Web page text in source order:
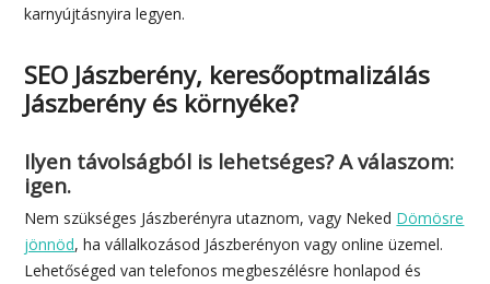
karnyújtásnyira legyen.
SEO Jászberény, keresőoptmalizálás
Jászberény és környéke?
Ilyen távolságból is lehetséges? A válaszom:
igen.
Nem szükséges Jászberényra utaznom, vagy Neked Dömösre
jönnöd, ha vállalkozásod Jászberényon vagy online üzemel.
Lehetőséged van telefonos megbeszélésre honlapod és